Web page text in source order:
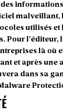
malveillant,
utilisés et
Pour l’éditeur,
là où
et après une
dans sa